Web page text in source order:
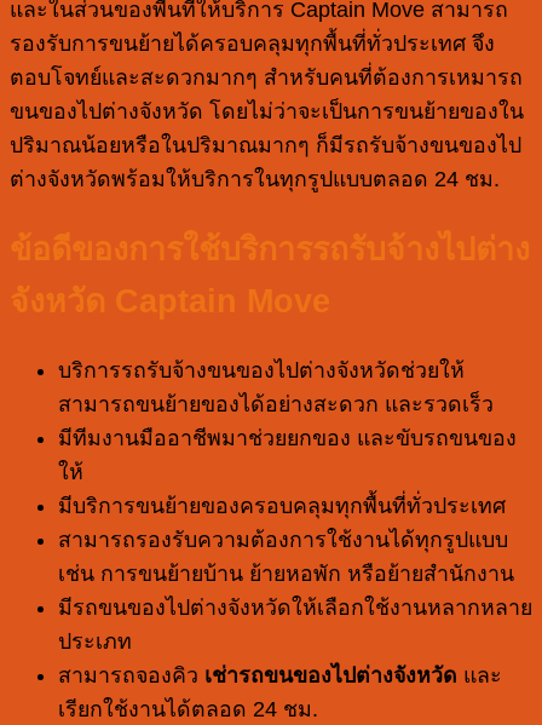
และในส่วนของพื้นที่ให้บริการ Captain Move สามารถ
รองรับการขนย้ายได้ครอบคลุมทุกพื้นที่ทั่วประเทศ จึง
ตอบโจทย์และสะดวกมากๆ สำหรับคนที่ต้องการเหมารถ
ขนของไปต่างจังหวัด โดยไม่ว่าจะเป็นการขนย้ายของใน
ปริมาณน้อยหรือในปริมาณมากๆ ก็มีรถรับจ้างขนของไป
ต่างจังหวัดพร้อมให้บริการในทุกรูปแบบตลอด 24 ชม.
ข้อดีของการใช้บริการรถรับจ้างไปต่าง
จังหวัด Captain Move
บริการรถรับจ้างขนของไปต่างจังหวัดช่วยให้
สามารถขนย้ายของได้อย่างสะดวก และรวดเร็ว
มีทีมงานมืออาชีพมาช่วยยกของ และขับรถขนของ
ให้
มีบริการขนย้ายของครอบคลุมทุกพื้นที่ทั่วประเทศ
สามารถรองรับความต้องการใช้งานได้ทุกรูปแบบ
เช่น การขนย้ายบ้าน ย้ายหอพัก หรือย้ายสำนักงาน
มีรถขนของไปต่างจังหวัดให้เลือกใช้งานหลากหลาย
ประเภท
สามารถจองคิว เช่ารถขนของไปต่างจังหวัด และ
เรียกใช้งานได้ตลอด 24 ชม.